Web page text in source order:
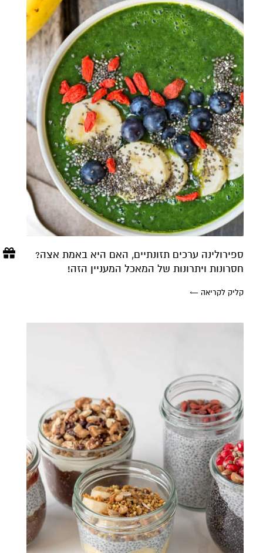
ספירולינה ערכים תזונתיים, האם היא באמת אצה?
חסרונות ויתרונות של המאכל המעניין הזה!
קליק לקריאה ←